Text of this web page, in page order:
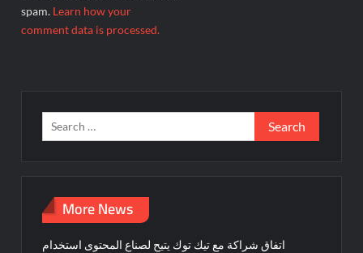
spam. Learn how your
comment data is processed.
Search
for:
More News
اتفاق شراكة مع تيك توك يتيح لصناع المحتوى استخدام